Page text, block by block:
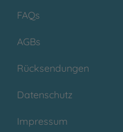
FAQs
AGBs
Rücksendungen
Datenschutz
Impressum